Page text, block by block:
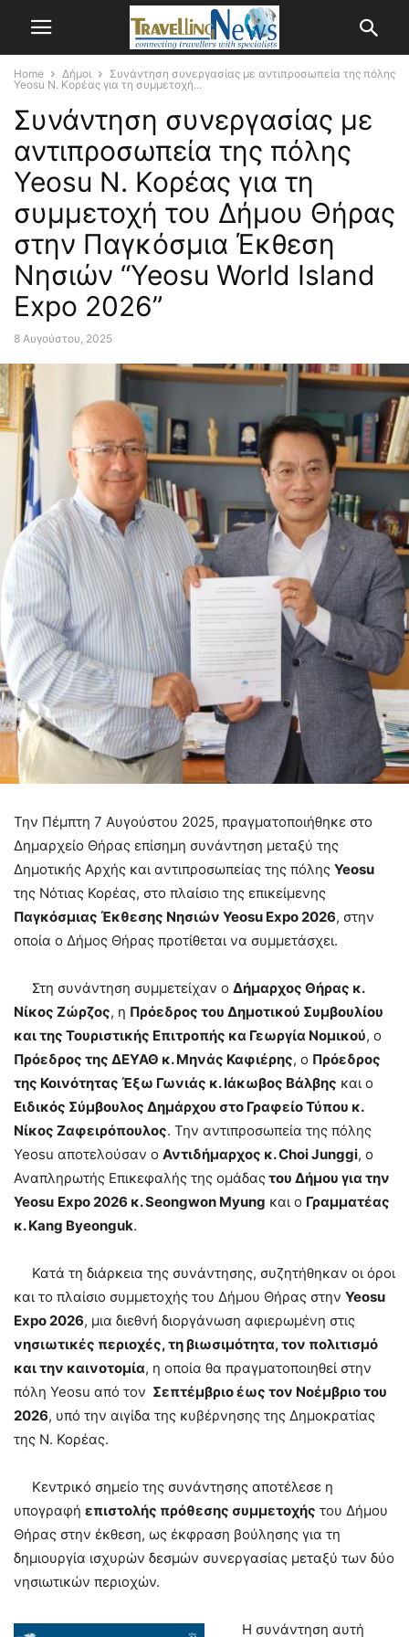
Home Δήμοι
Συνάντηση συνεργασίας με αντιπροσωπεία της πόλης
Yeosu Ν. Κορέας για τη συμμετοχή...
Συνάντηση συνεργασίας με
αντιπροσωπεία της πόλης
Yeosu Ν. Κορέας για τη
συμμετοχή του Δήμου Θήρας
στην Παγκόσμια Έκθεση
Νησιών “Yeosu World Island
Expo 2026”
8 Αυγούστου, 2025
Την Πέμπτη 7 Αυγούστου 2025, πραγματοποιήθηκε στο
Δημαρχείο Θήρας επίσημη συνάντηση μεταξύ της
Δημοτικής Αρχής και αντιπροσωπείας της πόλης Yeosu
της Νότιας Κορέας, στο πλαίσιο της επικείμενης
Παγκόσμιας Έκθεσης Νησιών Yeosu Expo 2026, στην
οποία ο Δήμος Θήρας προτίθεται να συμμετάσχει.
Στη συνάντηση συμμετείχαν ο Δήμαρχος Θήρας κ.
Νίκος Ζώρζος, η Πρόεδρος του Δημοτικού Συμβουλίου
και της Τουριστικής Επιτροπής κα Γεωργία Νομικού, ο
Πρόεδρος της ΔΕΥΑΘ κ. Μηνάς Καφιέρης, ο Πρόεδρος
της Κοινότητας Έξω Γωνιάς κ. Ιάκωβος Βάλβης και ο
Ειδικός Σύμβουλος Δημάρχου στο Γραφείο Τύπου κ.
Νίκος Ζαφειρόπουλος. Την αντιπροσωπεία της πόλης
Yeosu αποτελούσαν ο Αντιδήμαρχος κ. Choi Junggi, ο
Αναπληρωτής Επικεφαλής της ομάδαςτου Δήμου για την
Yeosu Expo 2026 κ. Seongwon Myung και ο Γραμματέας
κ. Kang Byeonguk.
Κατά τη διάρκεια της συνάντησης, συζητήθηκαν οι όροι
και το πλαίσιο συμμετοχής του Δήμου Θήρας στην Yeosu
Expo 2026, μια διεθνή διοργάνωση αφιερωμένη στις
νησιωτικές περιοχές, τη βιωσιμότητα, τον πολιτισμό
και την καινοτομία, η οποία θα πραγματοποιηθεί στην
πόλη Yeosu από τον Σεπτέμβριο έως τον Νοέμβριο του
2026, υπό την αιγίδα της κυβέρνησης της Δημοκρατίας
της Ν. Κορέας.
Κεντρικό σημείο της συνάντησης αποτέλεσε η
υπογραφή επιστολής πρόθεσης συμμετοχής του Δήμου
Θήρας στην έκθεση, ως έκφραση βούλησης για τη
δημιουργία ισχυρών δεσμών συνεργασίας μεταξύ των δύο
νησιωτικών περιοχών.
Η συνάντηση αυτή